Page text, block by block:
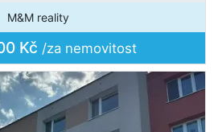
M&M reality
Kč /za nemovitost